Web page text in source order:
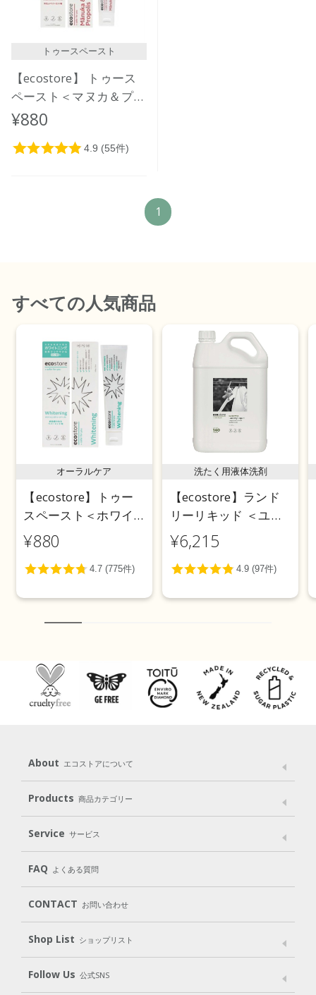
トゥースペースト
【ecostore】 トゥース
ペースト＜マヌカ＆プロ
ポリス＞100ｇ
¥880
1
すべての人気商品
オーラルケア
【ecostore】トゥー
スペースト＜ホワイ
トニング＞ 100g
¥880
洗たく用液体洗剤
【ecostore】ランド
リーリキッド ＜ユー
カリ＞ 5L
¥6,215
About エコストアについて
メッセージ ブランドストーリー
パッケージへのこだわり
動物実験をしない
Products 商品カテゴリー
Laundry
Body（ボディ） Hair（ヘア） Oral care（オーラルケア）
Goods （グッズ）
Gift set
Service サービス
User Guide
Subscription（定期便）
FAQ よくある質問
CONTACT お問い合わせ
Shop List ショップリスト
Shop List
Follow Us 公式SNS